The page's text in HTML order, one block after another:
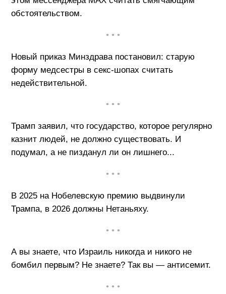
обстоятельством.
• • •
Новый приказ Минздрава постановил: старую
форму медсестры в секс-шопах считать
недействительной.
• • •
Трамп заявил, что государство, которое регулярно
казнит людей, не должно существовать. И
подумал, а не пизданул ли он лишнего...
• • •
В 2025 на Нобелевскую премию выдвинули
Трампа, в 2026 должны Нетаньяху.
• • •
А вы знаете, что Израиль никогда и никого не
бомбил первым? Не знаете? Так вы — антисемит.
• • •